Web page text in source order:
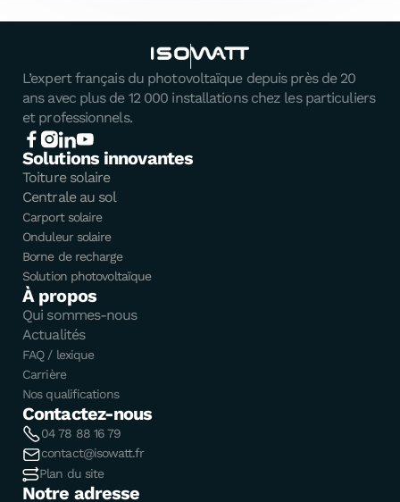
L’expert français du photovoltaïque depuis près de 20
ans avec plus de 12 000 installations chez les particuliers
et professionnels.
Solutions innovantes
Toiture solaire
Centrale au sol
Carport solaire
Onduleur solaire
Borne de recharge
Solution photovoltaïque
À propos
Qui sommes-nous
Actualités
FAQ / lexique
Carrière
Nos qualifications
Contactez-nous
04 78 88 16 79
contact@isowatt.fr
Plan du site
Notre adresse